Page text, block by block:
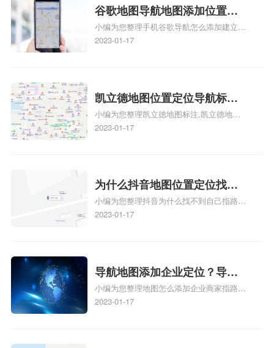
地图标注服务中心铺招牌相关地图标注知
识，详情可查看下方正文！
谷歌地图导航地图添加位置？
添加谷歌地图导航位置？
小编为您整理手机谷歌导航怎么添加建立多
人位置、如何在地图，谷歌地图添加公司位
2023-01-17
凯立德地图位置定位导航标
注？凯立德地图位置定位,导航,
标注？
小编为您整理凯立德地图标注,凯立德地图
标注怎么做啊、凯立德地图标注,凯立德地
相关地图标注知识，详情可查看下方正文！
2023-01-17
为什么抖音地图位置定位找不
到了？抖音为什么找不到当前
定位了？
小编为您整理抖音为什么找不到自己指路人
地图标注服务中心铺的位置、地图位置更新
服务中心位置、抖音突然不显示定位了相关
地图标注知识，详情可查看下方正文！
2023-01-17
导航地图添加企业定位？导航
定位企业？
小编为您整理地图怎么添加企业商家指路人
地图标注服务中心铺名称、地图怎么添加企
2023-01-17